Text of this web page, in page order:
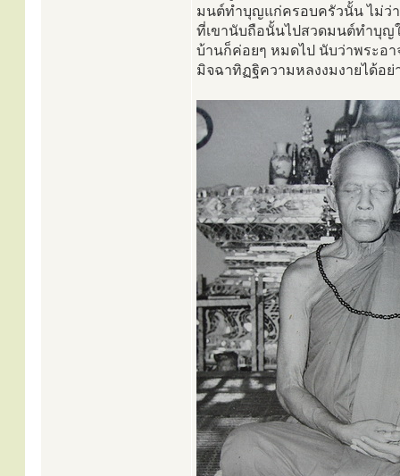
มนต์ทำบุญแก่ครอบครัวนั้น ไม่ว่า
ที่เขานับถือนั้นไปสวดมนต์ทำบุญ
บ้านก็ค่อยๆ หมดไป นับว่าพระอ
มิจฉาทิฏฐิความหลงงมงายได้อย่